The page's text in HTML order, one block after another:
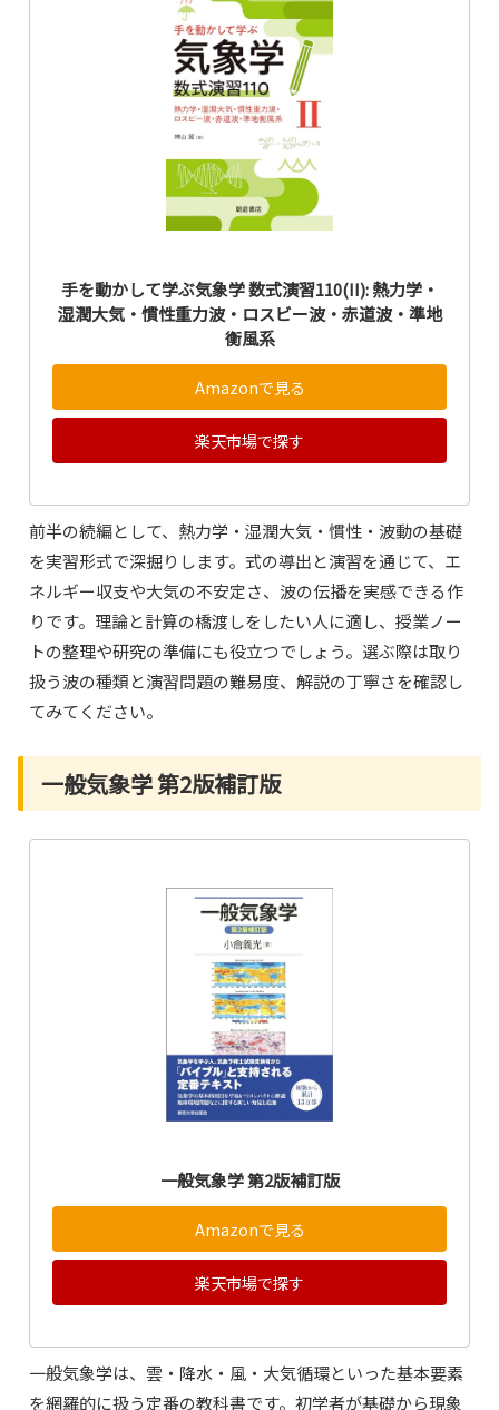
手を動かして学ぶ気象学 数式演習110(II): 熱力学・
湿潤大気・慣性重力波・ロスビー波・赤道波・準地
衡風系
Amazonで見る
楽天市場で探す
前半の続編として、熱力学・湿潤大気・慣性・波動の基礎
を実習形式で深掘りします。式の導出と演習を通じて、エ
ネルギー収支や大気の不安定さ、波の伝播を実感できる作
りです。理論と計算の橋渡しをしたい人に適し、授業ノー
トの整理や研究の準備にも役立つでしょう。選ぶ際は取り
扱う波の種類と演習問題の難易度、解説の丁寧さを確認し
てみてください。
一般気象学 第2版補訂版
一般気象学 第2版補訂版
Amazonで見る
楽天市場で探す
一般気象学は、雲・降水・風・大気循環といった基本要素
を網羅的に扱う定番の教科書です。初学者が基礎から現象